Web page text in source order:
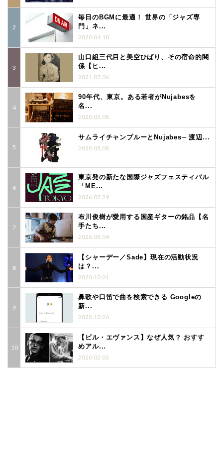
毎日のBGMに最適！ 世界の「ジャズ専
門」ネ...
2020.04.18
山口組三代目と美空ひばり、その宿命的関
係【ヒ...
2021.07.06
90年代、東京。ある若者がNujabesを
名...
2020.05.08
サムライチャンプルーとNujabes─ 渡辺...
2020.05.08
東京発の新たな国際ジャズフェスティバル
「ME...
2026.07.29
布川俊樹が愛用する国産ギターの銘品【名
手たち...
2026.08.04
【シャーデー／Sade】現在の活動状況
は？...
2020.10.01
鼻歌や口笛で曲を検索できる Googleの
新...
2020.10.26
【ビル・エヴァンス】なぜ人気？ おすす
めアル...
2020.02.03